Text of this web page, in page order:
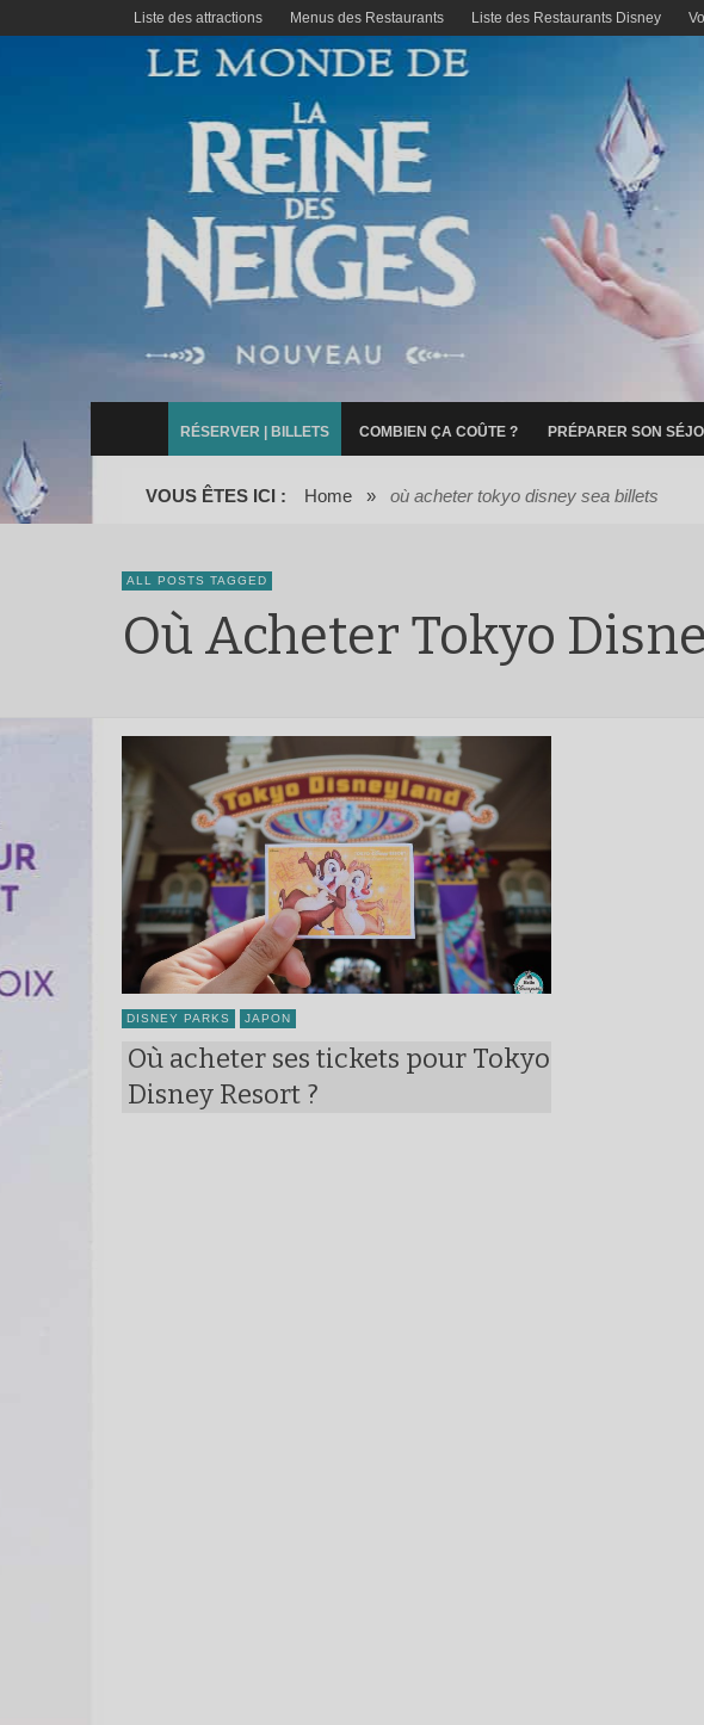
Liste des attractions Menus des Restaurants Liste des Restaurants Disney
RÉSERVER | BILLETS COMBIEN ÇA COÛTE ? PRÉPARER SON
VOUS ÊTES ICI : Home » où acheter tokyo disney sea billets
ALL POSTS TAGGED
Où Acheter Tokyo
DISNEY PARKS JAPON
Où acheter ses tickets pour Tokyo
Disney Resort ?